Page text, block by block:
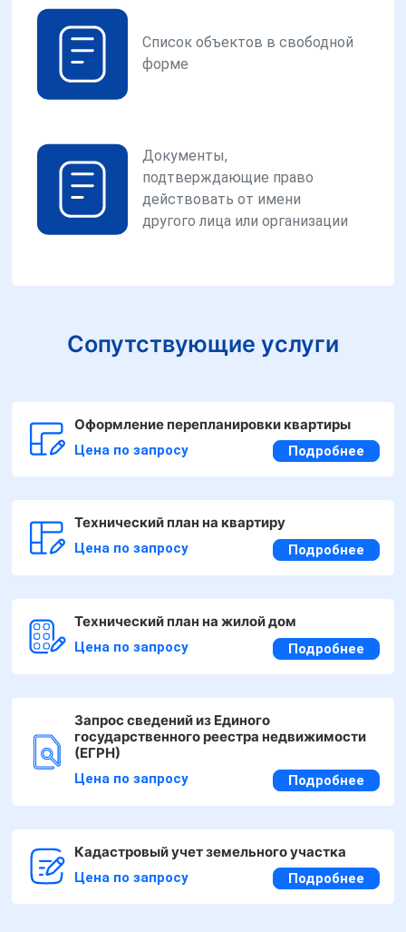
Список объектов в свободной
форме
Документы,
подтверждающие право
действовать от имени
другого лица или организации
Сопутствующие услуги
Оформление перепланировки квартиры
Цена по запросу Подробнее
Технический план на квартиру
Цена по запросу Подробнее
Технический план на жилой дом
Цена по запросу Подробнее
Запрос сведений из Единого
государственного реестра недвижимости
(ЕГРН)
Цена по запросу Подробнее
Кадастровый учет земельного участка
Цена по запросу Подробнее